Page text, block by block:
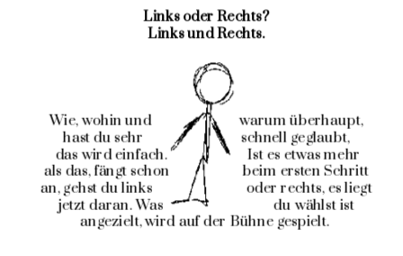
Links oder Rechts?
Links und Rechts.
Wie, wohin und                          warum überhaupt,
hast du sehr                             schnell geglaubt,
das wird einfach.                        Ist es etwas mehr
als das, fängt schon                      beim ersten Schritt
an, gehst du links                            oder rechts, es liegt
jetzt daran. Was                                 du wählst ist
angezielt, wird auf der Bühne gespielt.